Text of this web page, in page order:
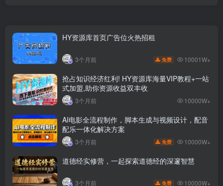
HY资源库首页广告位火热招租
3个月前 免费 10001W+
抢占知识经济红利! HY资源库海量VIP教程+一站
式加盟,助你资源收益双丰收
3个月前 10000W+
AI电影全流程制作，脚本生成与视频设计，配音
配乐一体化解决方案
3个月前 免费 10000W+
道德经实修营，一起探索道德经的深邃智慧
3个月前 免费 10000W+